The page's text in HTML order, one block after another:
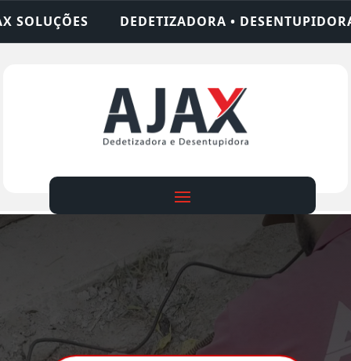
• DESENTUPIDORA • LIMPEZA DE FOSSA